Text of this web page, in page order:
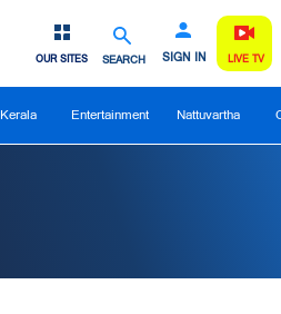
SEARCH SIGN IN
OUR SITES LIVE TV
Kerala Entertainment Nattuvartha